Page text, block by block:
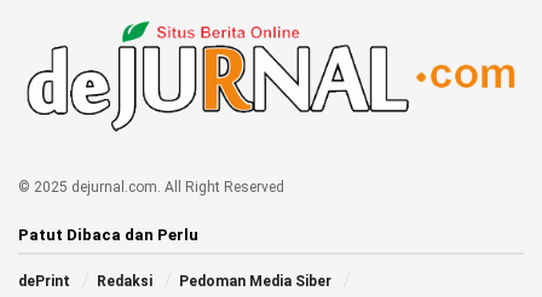
© 2025 dejurnal.com. All Right Reserved
Patut Dibaca dan Perlu
dePrint Redaksi Pedoman Media Siber